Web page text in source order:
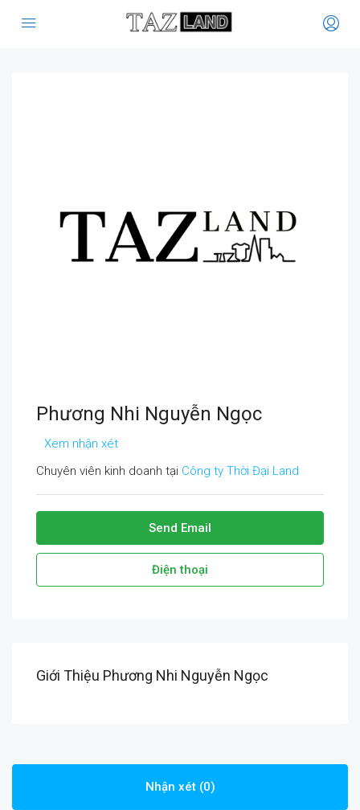
Phương Nhi Nguyễn Ngọc
Xem nhận xét
Chuyên viên kinh doanh tại Công ty Thời Đại Land
Send Email
Điện thoại
Giới Thiệu Phương Nhi Nguyễn Ngọc
Nhận xét (0)